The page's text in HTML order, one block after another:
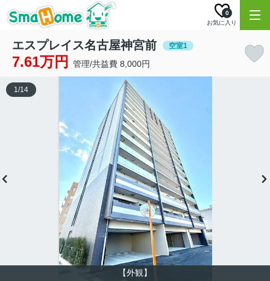
お気に入り
0
エスプレイス名古屋神宮前 空室1
7.61万円 管理/共益費 8,000円
【外観】
1/14